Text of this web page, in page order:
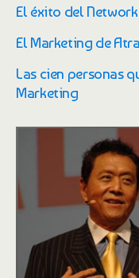
El éxito del
El Marketing de
Las cien personas
Marketing